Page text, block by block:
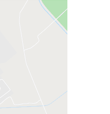
obsah?